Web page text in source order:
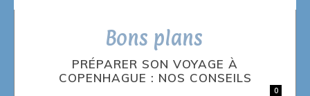
Bons plans
PRÉPARER SON VOYAGE À
COPENHAGUE : NOS CONSEILS
0